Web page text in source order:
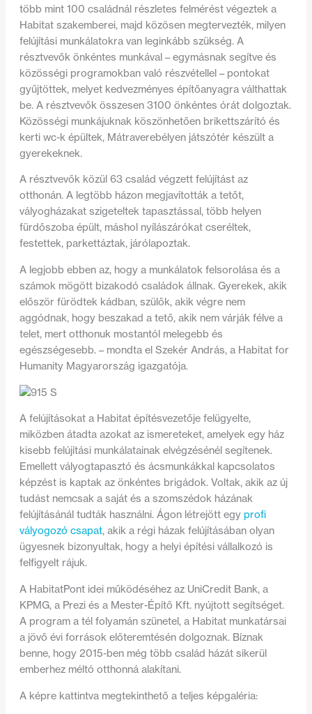
több mint 100 családnál részletes felmérést végeztek a
Habitat szakemberei, majd közösen megtervezték, milyen
felújítási munkálatokra van leginkább szükség. A
résztvevők önkéntes munkával – egymásnak segítve és
közösségi programokban való részvétellel – pontokat
gyűjtöttek, melyet kedvezményes építőanyagra válthattak
be. A résztvevők összesen 3100 önkéntes órát dolgoztak.
Közösségi munkájuknak köszönhetően brikettszárító és
kerti wc-k épültek, Mátraverebélyen játszótér készült a
gyerekeknek.
A résztvevők közül 63 család végzett felújítást az
otthonán. A legtöbb házon megjavították a tetőt,
vályogházakat szigeteltek tapasztással, több helyen
fürdőszoba épült, máshol nyílászárókat cseréltek,
festettek, parkettáztak, járólapoztak.
A legjobb ebben az, hogy a munkálatok felsorolása és a
számok mögött bizakodó családok állnak. Gyerekek, akik
először fürödtek kádban, szülők, akik végre nem
aggódnak, hogy beszakad a tető, akik nem várják félve a
telet, mert otthonuk mostantól melegebb és
egészségesebb. – mondta el Szekér András, a Habitat for
Humanity Magyarország igazgatója.
A felújításokat a Habitat építésvezetője felügyelte,
miközben átadta azokat az ismereteket, amelyek egy ház
kisebb felújítási munkálatainak elvégzésénél segítenek.
Emellett vályogtapasztó és ácsmunkákkal kapcsolatos
képzést is kaptak az önkéntes brigádok. Voltak, akik az új
tudást nemcsak a saját és a szomszédok házának
felújításánál tudták használni. Ágon létrejött egy profi
vályogozó csapat, akik a régi házak felújításában olyan
ügyesnek bizonyultak, hogy a helyi építési vállalkozó is
felfigyelt rájuk.
A HabitatPont idei működéséhez az UniCredit Bank, a
KPMG, a Prezi és a Mester-Építő Kft. nyújtott segítséget.
A program a tél folyamán szünetel, a Habitat munkatársai
a jövő évi források előteremtésén dolgoznak. Bíznak
benne, hogy 2015-ben még több család házát sikerül
emberhez méltó otthonná alakítani.
A képre kattintva megtekinthető a teljes képgaléria: